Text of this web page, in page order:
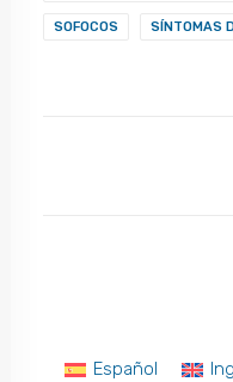
SOFOCOS SÍNTOMAS
Español